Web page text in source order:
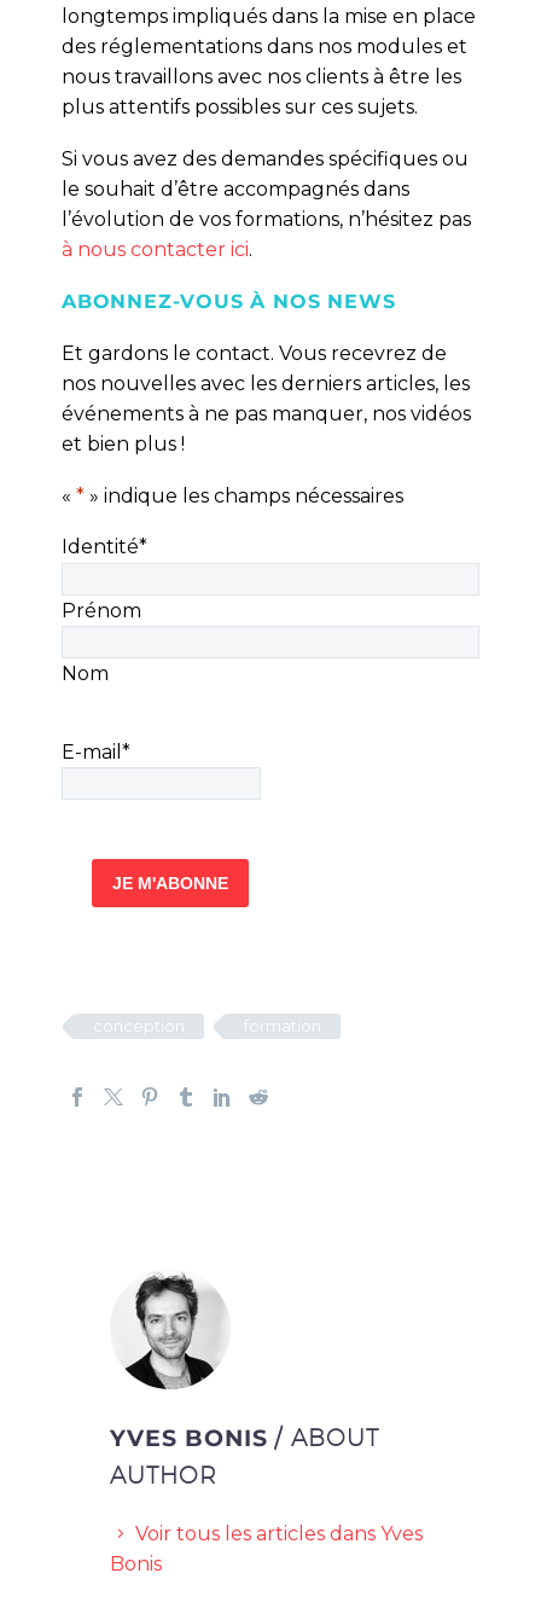
longtemps impliqués dans la mise en place
des réglementations dans nos modules et
nous travaillons avec nos clients à être les
plus attentifs possibles sur ces sujets.
Si vous avez des demandes spécifiques ou
le souhait d’être accompagnés dans
l’évolution de vos formations, n’hésitez pas
à nous contacter ici.
ABONNEZ-VOUS À NOS NEWS
Et gardons le contact. Vous recevrez de
nos nouvelles avec les derniers articles, les
événements à ne pas manquer, nos vidéos
et bien plus !
« * » indique les champs nécessaires
Identité*
Prénom
Nom
E-mail *
conception formation
YVES BONIS/ ABOUT
AUTHOR
Voir tous les articles dans Yves
Bonis